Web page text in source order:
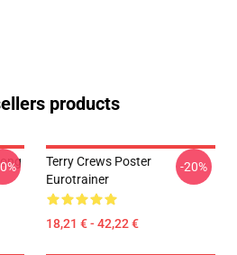
products
Terry Crews Poster
Eurotrainer
18,21 € - 42,22 €
-20%